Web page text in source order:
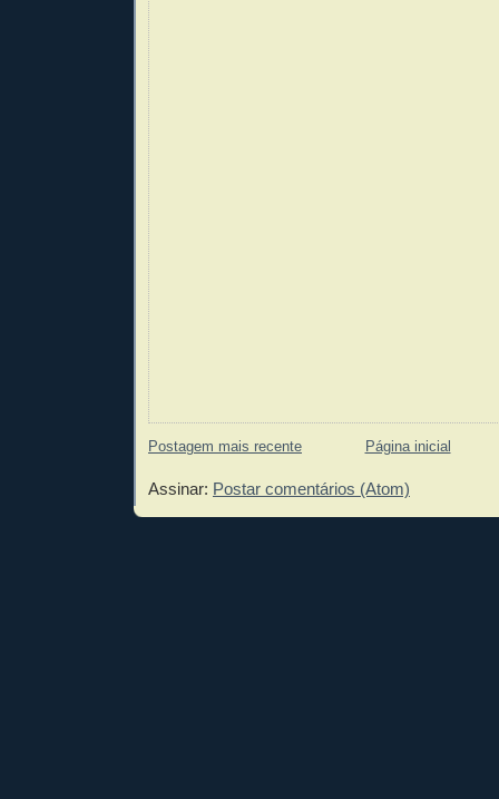
Postagem mais recente Página inicial
Assinar: Postar comentários (Atom)